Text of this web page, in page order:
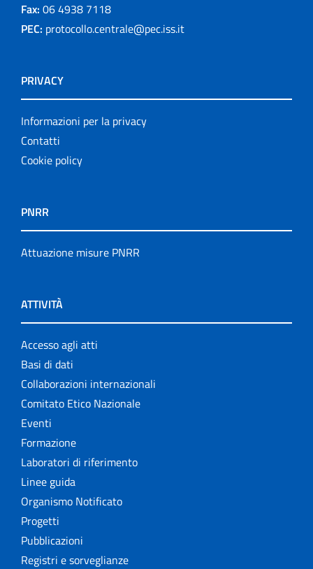
Fax: 06 4938 7118
PEC: protocollo.centrale@pec.iss.it
PRIVACY
Informazioni per la privacy
Contatti
Cookie policy
PNRR
Attuazione misure PNRR
ATTIVITÀ
Accesso agli atti
Basi di dati
Collaborazioni internazionali
Comitato Etico Nazionale
Eventi
Formazione
Laboratori di riferimento
Linee guida
Organismo Notificato
Progetti
Pubblicazioni
Registri e sorveglianze